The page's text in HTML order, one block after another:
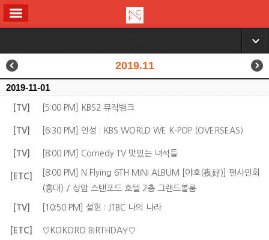
▼
2019.11
2019-11-01
[TV] [5:00 PM] KBS2 뮤직뱅크
[TV] [6:30 PM] 인성 : KBS WORLD WE K-POP (OVERSEAS)
[TV] [8:00 PM] Comedy TV 맛있는 녀석들
[ETC]
[8:00 PM] N.Flying 6TH MINI ALBUM [야호(夜好)] 팬사인회
(홍대) / 상암 스탠포드 호텔 2층 그랜드볼룸
[TV] [10:50 PM] 설현 : JTBC 나의 나라
[ETC] ♡KOKORO BIRTHDAY♡